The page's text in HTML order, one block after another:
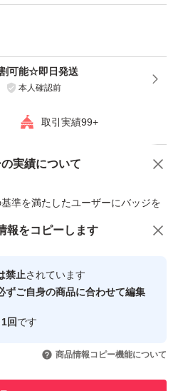
可能☆即日発送
本人確認前
取引実績99+
実績について
準を満たしたユーザーにバッジを
心・安全なユーザーです
引を完了させた実績があります
商品への質問
報をコピーします
禁止されています
ずご自身の商品に合わせて編集
回です
商品情報コピー機能について
ススメ